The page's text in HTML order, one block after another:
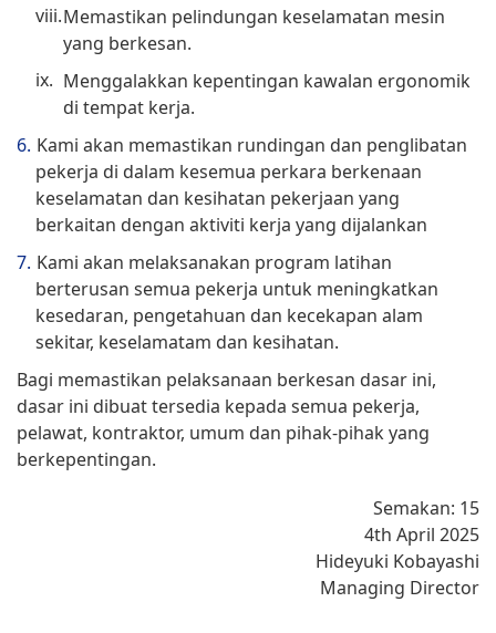
Memastikan pelindungan keselamatan mesin
yang berkesan.
Menggalakkan kepentingan kawalan ergonomik
di tempat kerja.
Kami akan memastikan rundingan dan penglibatan
pekerja di dalam kesemua perkara berkenaan
keselamatan dan kesihatan pekerjaan yang
berkaitan dengan aktiviti kerja yang dijalankan
Kami akan melaksanakan program latihan
berterusan semua pekerja untuk meningkatkan
kesedaran, pengetahuan dan kecekapan alam
sekitar, keselamatam dan kesihatan.
Bagi memastikan pelaksanaan berkesan dasar ini,
dasar ini dibuat tersedia kepada semua pekerja,
pelawat, kontraktor, umum dan pihak-pihak yang
berkepentingan.
Semakan: 15
4th April 2025
Hideyuki Kobayashi
Managing Director